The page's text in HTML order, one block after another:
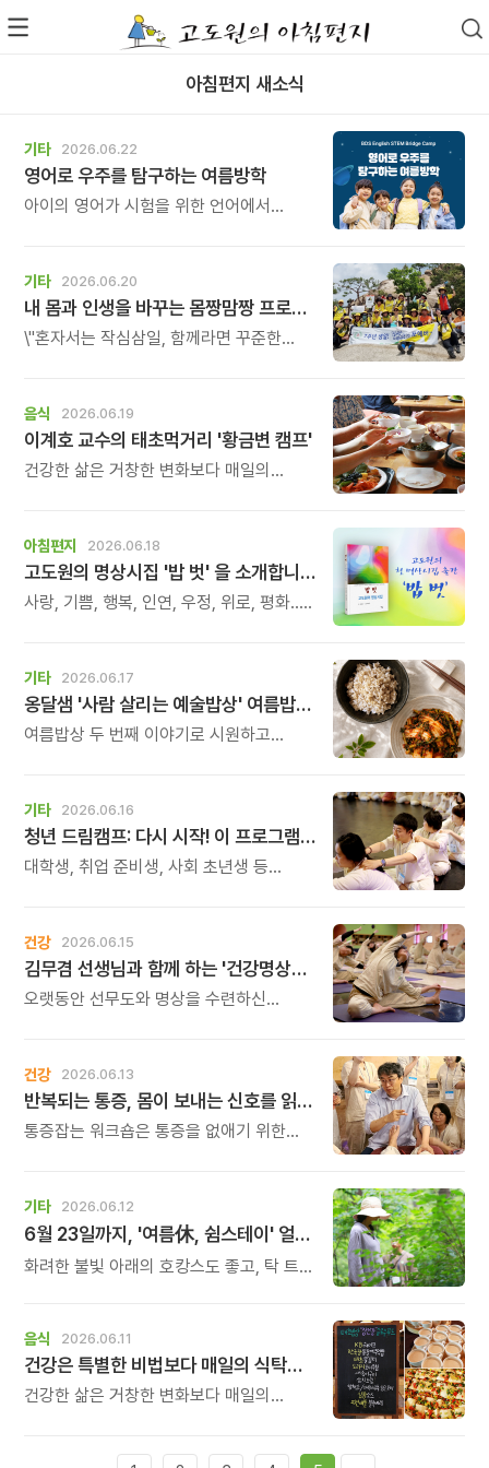
아침편지 새소식
기타 2026.06.22
영어로 우주를 탐구하는 여름방학
아이의 영어가 시험을 위한 언어에서
기타 2026.06.20
내 몸과 인생을 바꾸는 몸짱맘짱 프로그램 모집
\"혼자서는 작심삼일, 함께라면 꾸준한
공동체입니다.
음식 2026.06.19
이계호 교수의 태초먹거리 '황금변 캠프'
건강한 삶은 거창한 변화보다 매일의
생활은 작은 습관에서 시작됩니다.
유퀴즈에서 많은 관심을 받은 이계호
교수와 함께하는 태초먹거리 황금변 캠프
아침편지 2026.06.18
고도원의 명상시집 '밥 벗' 을 소개합니다
사랑, 기쁨, 행복, 인연, 우정, 위로, 평화...
떠올랐던 단상들을 적어내린 저의 첫
명상시집 \'밥 벗\'이 출간되었습니다.
기타 2026.06.17
옹달샘 '사람 살리는 예술밥상' 여름밥상 두 번째
여름밥상 두 번째 이야기로 시원하고
준비했습니다.
기타 2026.06.16
청년 드림캠프: 다시 시작! 이 프로그램은 아침편지 후원금으로 진행됩니다.
대학생, 취업 준비생, 사회 초년생 등
품고 앞으로 나아가는 시간입니다. 하지만
그 길 위에서 우리는 종종 취업 준비의
어려움, 실패의 경험, 방향을 잃은 듯한
고민을 마주하게 됩니다.
건강 2026.06.15
김무겸 선생님과 함께 하는 '건강명상법 스테이'
오랫동안 선무도와 명상을 수련하신
명상차담으로 명상에 대한 궁금증을
풀어나가는 시간입니다.
건강 2026.06.13
반복되는 통증, 몸이 보내는 신호를 읽는 시간
통증잡는 워크숍은 통증을 없애기 위한
시간입니다. 재활과 움직임을 오랫동안
연구해 온 신원범 교수와 함께 몸의 균형과
긴장, 움직임에 대해 새로운 시각으로
살펴보세요.
기타 2026.06.12
6월 23일까지, '여름休, 쉼스테이' 얼리버드 혜택
화려한 불빛 아래의 호캉스도 좋고, 탁 트인
깊은산속 옹달샘에서 고요하고 안전한
여름휴가를 계획해 보시는 것은 어떨까요?
음식 2026.06.11
건강은 특별한 비법보다 매일의 식탁에서 시작됩니다.
건강한 삶은 거창한 변화보다 매일의
생활은 작은 습관에서 시작됩니다.